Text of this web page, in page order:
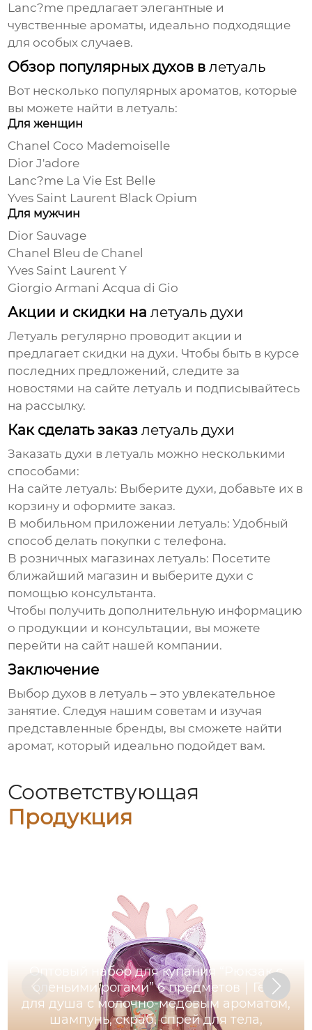
Lanc?me предлагает элегантные и
чувственные ароматы, идеально подходящие
для особых случаев.
Обзор популярных духов влетуаль
Вот несколько популярных ароматов, которые
вы можете найти влетуаль:
Для женщин
Chanel Coco Mademoiselle
Dior J'adore
Lanc?me La Vie Est Belle
Yves Saint Laurent Black Opium
Для мужчин
Dior Sauvage
Chanel Bleu de Chanel
Yves Saint Laurent Y
Giorgio Armani Acqua di Gio
Акции и скидки налетуаль духи
Летуаль регулярно проводит акции и
предлагает скидки надухи. Чтобы быть в курсе
последних предложений, следите за
новостями на сайтелетуаль и подписывайтесь
на рассылку.
Как сделать заказлетуаль духи
Заказатьдухи влетуаль можно несколькими
способами:
На сайтелетуаль: Выберитедухи, добавьте их в
корзину и оформите заказ.
В мобильном приложениилетуаль: Удобный
способ делать покупки с телефона.
В розничных магазинахлетуаль: Посетите
ближайший магазин и выберитедухи с
помощью консультанта.
Чтобы получить дополнительную информацию
о продукции и консультации, вы можете
перейти на сайт нашей компании.
Заключение
Выбордухов влетуаль – это увлекательное
занятие. Следуя нашим советам и изучая
представленные бренды, вы сможете найти
аромат, который идеально подойдет вам.
Соответствующая
Продукция
Оптовый набор для купания “Рюкзак с
оленьими рогами” 6 предметов｜Гель
для душа с молочно-медовым ароматом,
шампунь, скраб, спрей для тела,